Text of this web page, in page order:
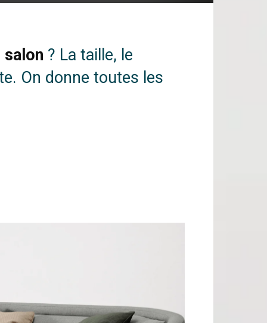
salon ? La taille, le
On donne toutes les